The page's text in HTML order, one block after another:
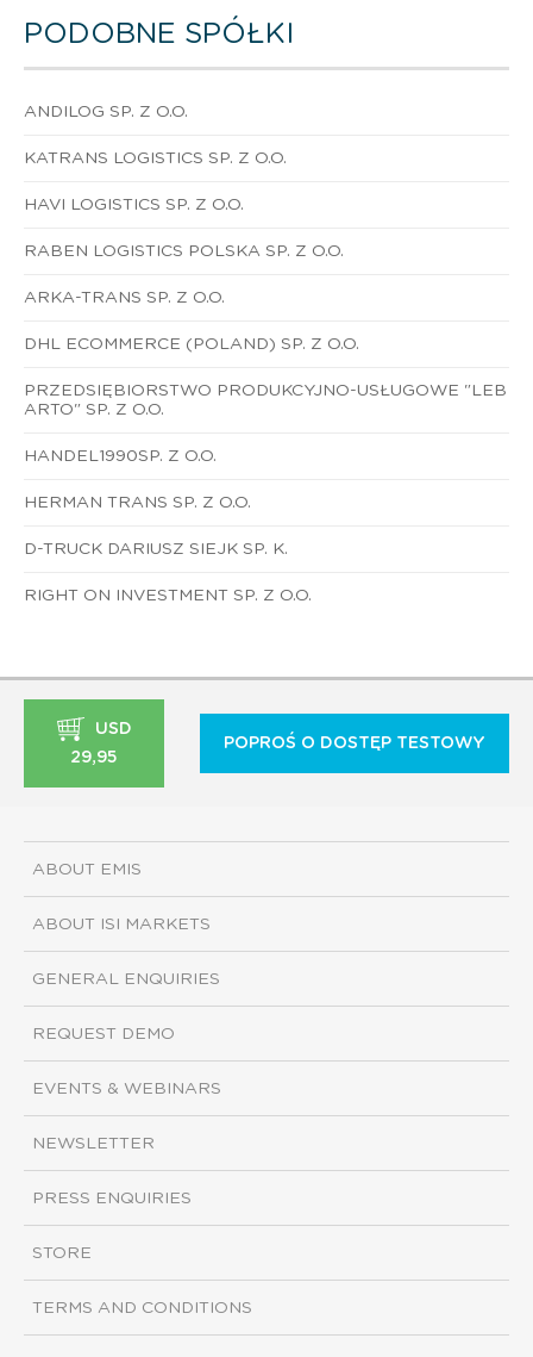
PODOBNE SPÓŁKI
ANDILOG SP. Z O.O.
KATRANS LOGISTICS SP. Z O.O.
HAVI LOGISTICS SP. Z O.O.
RABEN LOGISTICS POLSKA SP. Z O.O.
ARKA-TRANS SP. Z O.O.
DHL ECOMMERCE (POLAND) SP. Z O.O.
PRZEDSIĘBIORSTWO PRODUKCYJNO-USŁUGOWE "LEB
ARTO" SP. Z O.O.
HANDEL1990SP. Z O.O.
HERMAN TRANS SP. Z O.O.
D-TRUCK DARIUSZ SIEJK SP. K.
RIGHT ON INVESTMENT SP. Z O.O.
USD
29,95
POPROŚ O DOSTĘP TESTOWY
ABOUT EMIS
ABOUT ISI MARKETS
GENERAL ENQUIRIES
REQUEST DEMO
EVENTS & WEBINARS
NEWSLETTER
PRESS ENQUIRIES
STORE
TERMS AND CONDITIONS